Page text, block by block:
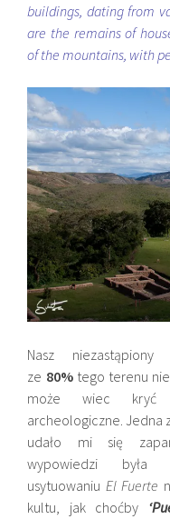
buildings, dating from
are the remains of
of the mountains, with
Nasz niezastąpiony
ze 80%tego terenu nie
może wiec kryć
archeologiczne. Jedna
udało mi się
wypowiedzi była
usytuowaniu El Fuerte
kultu, jak choćby